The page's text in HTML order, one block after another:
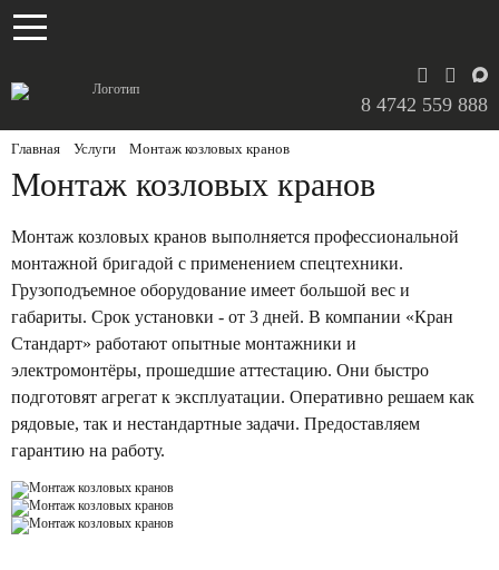
ПРОДУКЦИЯ
Мостовые краны
Оборудование
Консольные краны
УСЛУГИ
Ремонт и обслуживание кран-балок
Ремонт тельферов
Монтаж мостовых кранов
Монтаж козловых кранов
Демонтаж мостовых кранов
Демонтаж козловых кранов
Проектирование кранов
ЗАПЧАСТИ
Болгарские электротельферы
О КОМПАНИИ
Документы
Отзывы
БЛОГ
Частотный преобразователь для кран-балки: +2–3 года
8 4742 559 888
Главная Услуги Монтаж козловых кранов
Монтаж козловых кранов
Монтаж козловых кранов выполняется профессиональной
монтажной бригадой с применением спецтехники.
Грузоподъемное оборудование имеет большой вес и
габариты. Срок установки - от 3 дней. В компании «Кран
Стандарт» работают опытные монтажники и
электромонтёры, прошедшие аттестацию. Они быстро
подготовят агрегат к эксплуатации. Оперативно решаем как
рядовые, так и нестандартные задачи. Предоставляем
гарантию на работу.